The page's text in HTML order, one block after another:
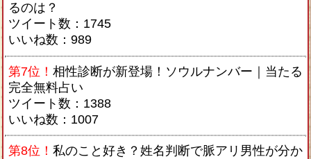
るのは？
ツイート数：1745
いいね数：989
第7位！ 相性診断が新登場！ソウルナンバー｜当たる
完全無料占い
ツイート数：1388
いいね数：1007
第8位！ 私のこと好き？姓名判断で脈アリ男性が分か